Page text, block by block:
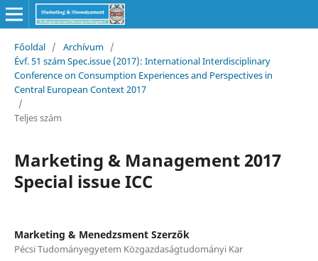
Főoldal / Archívum /
Évf. 51 szám Spec.issue (2017): International Interdisciplinary
Conference on Consumption Experiences and Perspectives in
Central European Context 2017
/
Teljes szám
Marketing & Management 2017
Special issue ICC
Marketing & Menedzsment Szerzők
Pécsi Tudományegyetem Közgazdaságtudományi Kar